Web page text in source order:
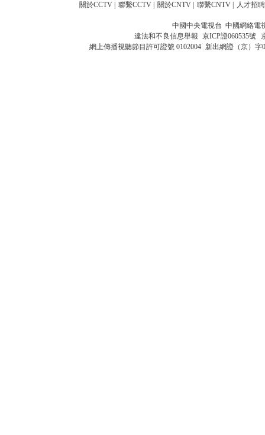
關於CCTV 聯繫CCTV 關於CNTV 聯繫CNTV 人才招聘
中國中央電視台 中國網絡電
違法和不良信息舉報 京ICP證060535號
網上傳播視聽節目許可證號 0102004 新出網證（京）